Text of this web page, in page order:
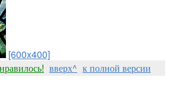
[600x400]
вверх^ к полной версии